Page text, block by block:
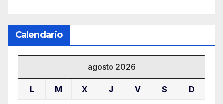
Calendario
agosto 2026
L M X J V S D